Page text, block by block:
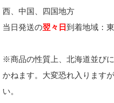
西、中国、四国地方
当日発送の翌々日 到着地域：
※商品の性質上、北海道並び
かねます。大変恐れ入ります
い。